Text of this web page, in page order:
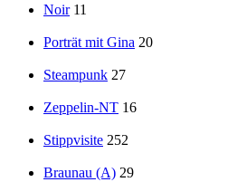
Noir 11
Porträt mit Gina 20
Steampunk 27
Zeppelin-NT 16
Stippvisite 252
Braunau (A) 29